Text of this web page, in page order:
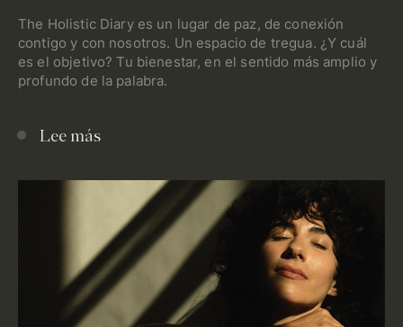
The Holistic Diary es un lugar de paz, de conexión
contigo y con nosotros. Un espacio de tregua. ¿Y cuál
es el objetivo? Tu bienestar, en el sentido más amplio y
profundo de la palabra.
Lee más